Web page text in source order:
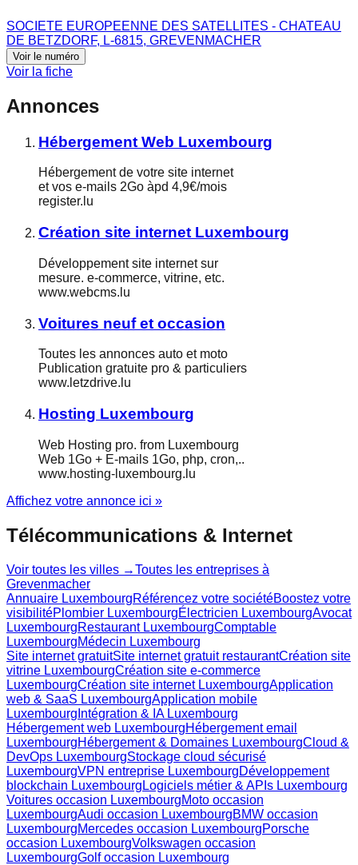
SOCIETE EUROPEENNE DES SATELLITES - CHATEAU
DE BETZDORF, L-6815, GREVENMACHER
Voir le numéro
Voir la fiche
Annonces
Hébergement Web Luxembourg
Hébergement de votre site internet
et vos e-mails 2Go àpd 4,9€/mois
register.lu
Création site internet Luxembourg
Développement site internet sur
mesure. e-commerce, vitrine, etc.
www.webcms.lu
Voitures neuf et occasion
Toutes les annonces auto et moto
Publication gratuite pro & particuliers
www.letzdrive.lu
Hosting Luxembourg
Web Hosting pro. from Luxembourg
Web 1Go + E-mails 1Go, php, cron,..
www.hosting-luxembourg.lu
Affichez votre annonce ici »
Télécommunications & Internet
Voir toutes les villes →Toutes les entreprises à
Grevenmacher
Annuaire LuxembourgRéférencez votre sociétéBoostez votre
visibilitéPlombier LuxembourgÉlectricien LuxembourgAvocat
LuxembourgRestaurant LuxembourgComptable
LuxembourgMédecin Luxembourg
Site internet gratuitSite internet gratuit restaurantCréation site
vitrine LuxembourgCréation site e-commerce
LuxembourgCréation site internet LuxembourgApplication
web & SaaS LuxembourgApplication mobile
Luxembourg Intégration & IA Luxembourg
Hébergement web LuxembourgHébergement email
LuxembourgHébergement & Domaines LuxembourgCloud &
DevOps LuxembourgStockage cloud sécurisé
LuxembourgVPN entreprise LuxembourgDéveloppement
blockchain Luxembourg Logiciels métier & APIs Luxembourg
Voitures occasion LuxembourgMoto occasion
LuxembourgAudi occasion LuxembourgBMW occasion
LuxembourgMercedes occasion LuxembourgPorsche
occasion LuxembourgVolkswagen occasion
LuxembourgGolf occasion Luxembourg